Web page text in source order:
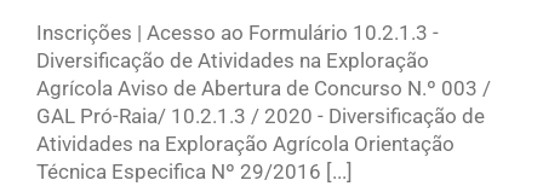
Inscrições | Acesso ao Formulário 10.2.1.3 -
Diversificação de Atividades na Exploração
Agrícola Aviso de Abertura de Concurso N.º 003 /
GAL Pró-Raia/ 10.2.1.3 / 2020 - Diversificação de
Atividades na Exploração Agrícola Orientação
Técnica Especifica Nº 29/2016 [...]